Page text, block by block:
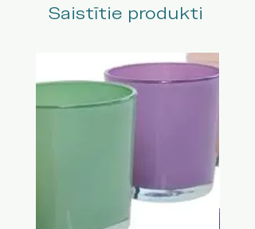
Saistītie produkti